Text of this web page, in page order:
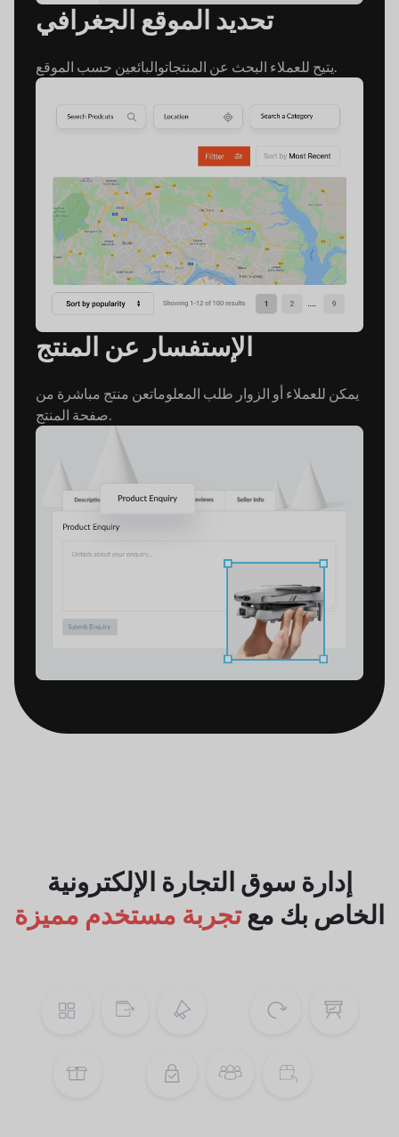
تحديد الموقع الجغرافي
يتيح للعملاء البحث عن المنتجاتوالبائعين حسب الموقع.
الإستفسار عن المنتج
يمكن للعملاء أو الزوار طلب المعلوماتعن منتج مباشرة من
صفحة المنتج.
إدارة سوق التجارة الإلكترونية
الخاص بك معتجربة مستخدم مميزة